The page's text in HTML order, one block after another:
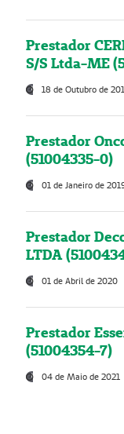
Prestador
S/S Ltda-ME
18 de Outubro de
Prestador
(51004335-0)
01 de Janeiro de
Prestador
LTDA
01 de Abril de 2020
Prestador
(51004354-7)
04 de Maio de 2021